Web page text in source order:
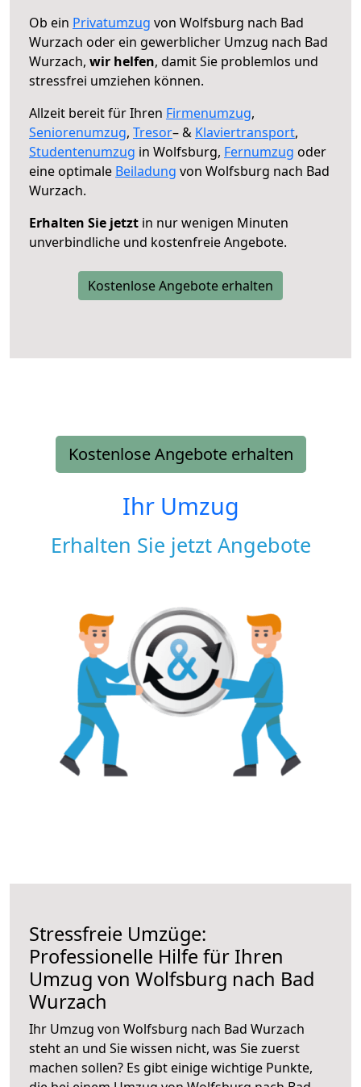
Ob ein Privatumzug von Wolfsburg nach Bad
Wurzach oder ein gewerblicher Umzug nach Bad
Wurzach, wir helfen, damit Sie problemlos und
stressfrei umziehen können.
Allzeit bereit für Ihren Firmenumzug,
Seniorenumzug, Tresor– & Klaviertransport,
Studentenumzug in Wolfsburg, Fernumzug oder
eine optimale Beiladung von Wolfsburg nach Bad
Wurzach.
Erhalten Sie jetzt in nur wenigen Minuten
unverbindliche und kostenfreie Angebote.
Kostenlose Angebote erhalten
Kostenlose Angebote erhalten
Ihr Umzug
Erhalten Sie jetzt Angebote
Stressfreie Umzüge:
Professionelle Hilfe für Ihren
Umzug von Wolfsburg nach Bad
Wurzach
Ihr Umzug von Wolfsburg nach Bad Wurzach
steht an und Sie wissen nicht, was Sie zuerst
machen sollen? Es gibt einige wichtige Punkte,